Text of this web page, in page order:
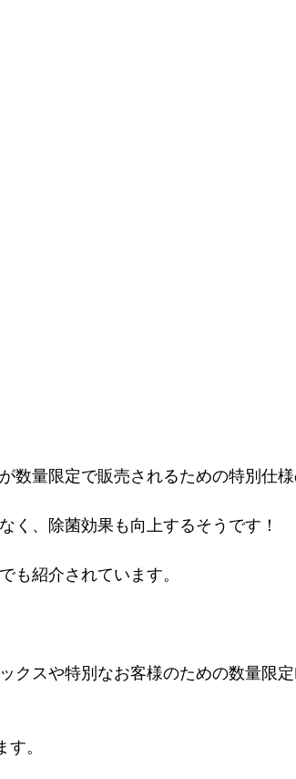
が数量限定で販売されるための特別仕
く、除菌効果も向上するそうです！
も紹介されています。
クスや特別なお客様のための数量限
。